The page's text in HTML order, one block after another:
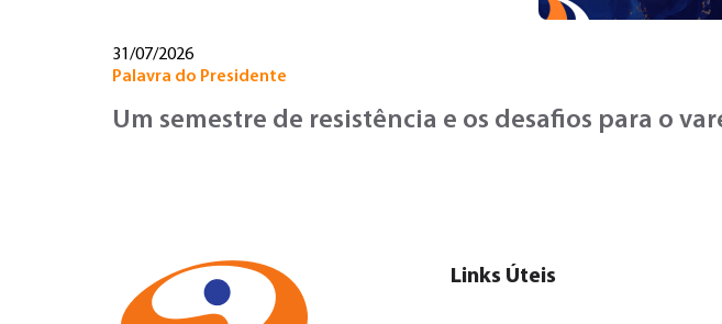
31/07/2026
Palavra do Presidente
Um semestre de resistência e os desafios para o
Links Úteis